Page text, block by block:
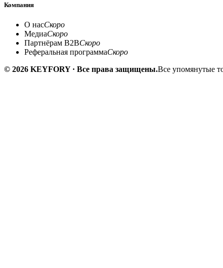
Компания
О насСкоро
МедиаСкоро
Партнёрам B2BСкоро
Реферальная программаСкоро
© 2026 KEYFORY · Все права защищены.Все упомянутые